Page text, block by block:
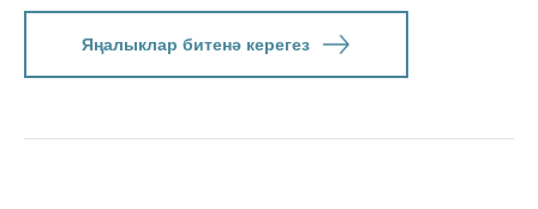
Яңалыклар битенә керегез